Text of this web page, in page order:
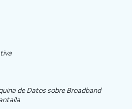
de Datos sobre Broadband